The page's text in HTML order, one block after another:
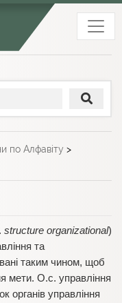
по Алфавіту >
structure organizational)
та
таким чином, щоб
мети. О.с. управління
органів управління